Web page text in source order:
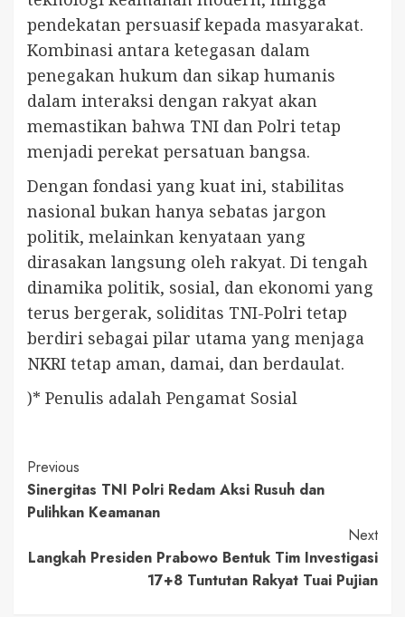
pendekatan persuasif kepada masyarakat.
Kombinasi antara ketegasan dalam
penegakan hukum dan sikap humanis
dalam interaksi dengan rakyat akan
memastikan bahwa TNI dan Polri tetap
menjadi perekat persatuan bangsa.
Dengan fondasi yang kuat ini, stabilitas
nasional bukan hanya sebatas jargon
politik, melainkan kenyataan yang
dirasakan langsung oleh rakyat. Di tengah
dinamika politik, sosial, dan ekonomi yang
terus bergerak, soliditas TNI-Polri tetap
berdiri sebagai pilar utama yang menjaga
NKRI tetap aman, damai, dan berdaulat.
)* Penulis adalah Pengamat Sosial
Continue
Reading
Previous
Sinergitas TNI Polri Redam Aksi Rusuh dan
Pulihkan Keamanan
Next
Langkah Presiden Prabowo Bentuk Tim Investigasi
17+8 Tuntutan Rakyat Tuai Pujian